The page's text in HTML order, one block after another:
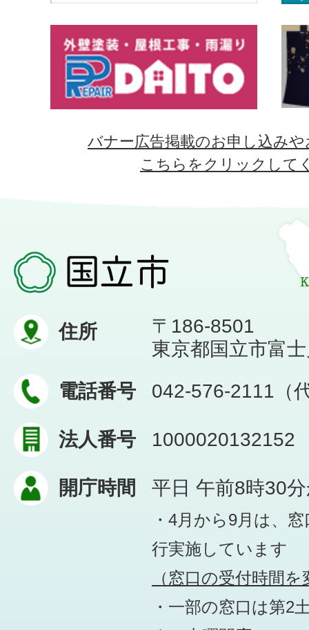
バナー広告掲載のお申し込み
こちらをクリックして
住所
〒186-8501
東京都国立市富
電話番号
042-576-2111（
法人番号 1000020132152
開庁時間 平日 午前8時30
・4月から9月は、
行実施しています
（窓口の受付時間
・一部の窓口は第2